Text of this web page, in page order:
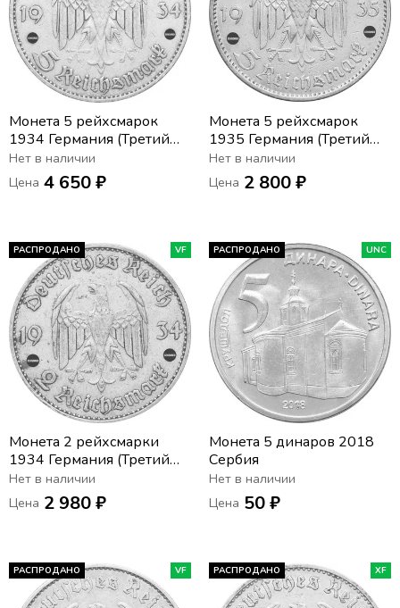
Монета 5 рейхсмарок
1934 Германия (Третий
Рейх) "A" «Годовщина
нацистского режима —
Гарнизонная церковь в
Нет в наличии
Цена 4 650 ₽
Монета 5 рейхсмарок
1935 Германия (Третий
Рейх) "A" Гарнизонная
церковь в Постдаме
(Кирха)
Нет в наличии
Цена 2 800 ₽
РАСПРОДАНО VF
Монета 2 рейхсмарки
1934 Германия (Третий
Рейх) "A" «Годовщина
нацистского режима —
Гарнизонная церковь в
Нет в наличии
Цена 2 980 ₽
РАСПРОДАНО UNC
Монета 5 динаров 2018
Сербия
Нет в наличии
Цена 50 ₽
РАСПРОДАНО VF РАСПРОДАНО XF